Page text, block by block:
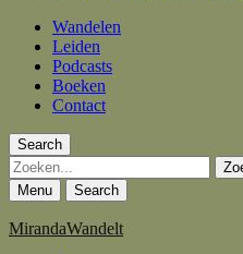
Wandelen
Leiden
Podcasts
Boeken
Contact
Search
Zoeken
Menu Search
MirandaWandelt